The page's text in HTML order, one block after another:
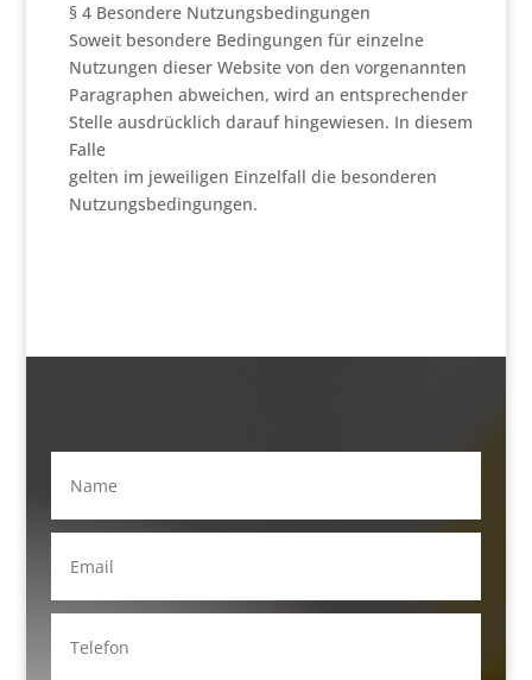
§ 4 Besondere Nutzungsbedingungen
Soweit besondere Bedingungen für einzelne
Nutzungen dieser Website von den vorgenannten
Paragraphen abweichen, wird an entsprechender
Stelle ausdrücklich darauf hingewiesen. In diesem
Falle
gelten im jeweiligen Einzelfall die besonderen
Nutzungsbedingungen.